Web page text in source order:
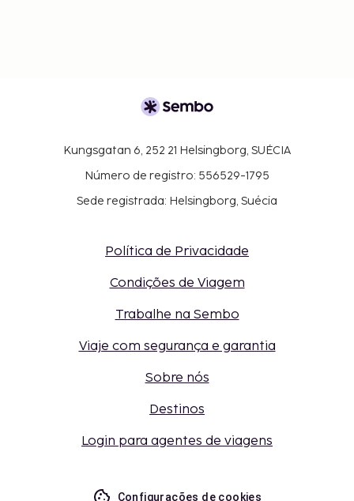
Kungsgatan 6, 252 21 Helsingborg, SUÉCIA
Número de registro: 556529-1795
Sede registrada: Helsingborg, Suécia
Política de Privacidade
Condições de Viagem
Trabalhe na Sembo
Viaje com segurança e garantia
Sobre nós
Destinos
Login para agentes de viagens
Configurações de cookies